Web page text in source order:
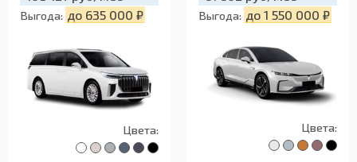
Выгода: до 635 000 ₽
Цвета:
Выгода: до 1 550 000 ₽
Цвета: